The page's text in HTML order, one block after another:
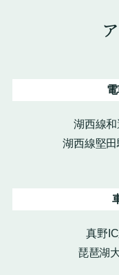
湖西線
湖西線堅
真野
琵琶湖